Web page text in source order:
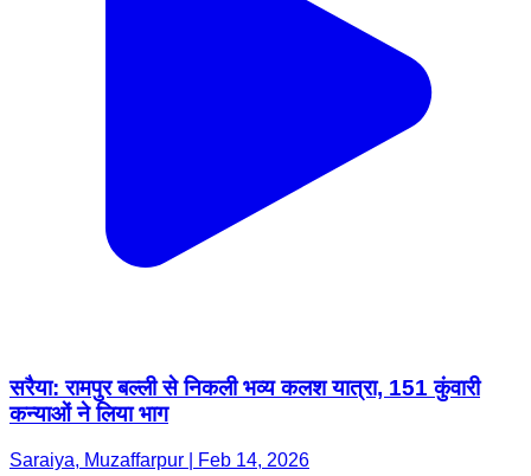
सरैया: रामपुर बल्ली से निकली भव्य कलश यात्रा, 151 कुंवारी
कन्याओं ने लिया भाग
Saraiya, Muzaffarpur | Feb 14, 2026